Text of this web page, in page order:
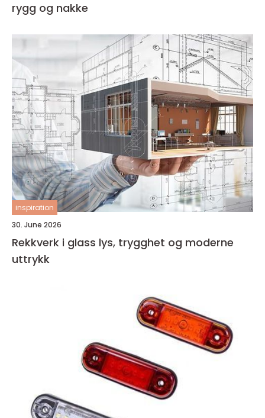
rygg og nakke
inspiration
30. June 2026
Rekkverk i glass lys, trygghet og moderne
uttrykk